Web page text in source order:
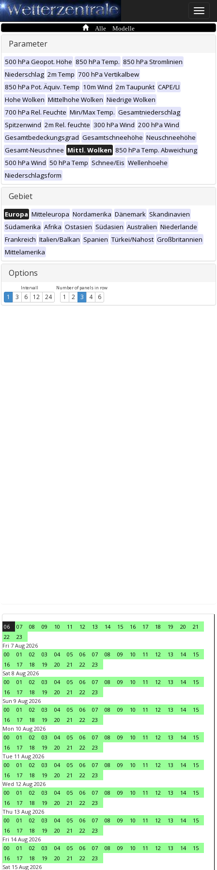
Toggle
Alle Modelle
Parameter
500 hPa Geopot. Höhe 850 hPa Temp. 850 hPa Stromlinien
Niederschlag 2m Temp 700 hPa Vertikalbew
850 hPa Pot. Äquiv. Temp 10m Wind 2m Taupunkt CAPE/LI
Hohe Wolken Mittelhohe Wolken Niedrige Wolken
700 hPa Rel. Feuchte Min/Max Temp. Gesamtniederschlag
Spitzenwind 2m Rel. feuchte 300 hPa Wind 200 hPa Wind
Gesamtbedeckungsgrad Gesamtschneehöhe Neuschneehöhe
Gesamt-Neuschnee Mittl. Wolken 850 hPa Temp. Abweichung
500 hPa Wind 50 hPa Temp Schnee/Eis Wellenhoehe
Niederschlagsform
Gebiet
Europa Mitteleuropa Nordamerika Dänemark Skandinavien
Südamerika Afrika Ostasien Südasien Australien Niederlande
Frankreich Italien/Balkan Spanien Türkei/Nahost Großbritannien
Mittelamerika
Options
Intervall
1 3 6 12 24
Number of panels in row
1 2 3 4 6
06 07 08 09 10 11 12 13 14 15 16 17 18 19 20
21
22
23
Fri 7 Aug 2026
00
01 02 03 04 05 06 07 08 09 10 11 12 13 14
15
16
17 18 19 20 21 22
23
Sat 8 Aug 2026
00
01 02 03 04 05 06 07 08 09 10 11 12 13 14
15
16
17 18 19 20 21 22
23
Sun 9 Aug 2026
00
01 02 03 04 05 06 07 08 09 10 11 12 13 14
15
16
17 18 19 20 21 22
23
Mon 10 Aug 2026
00
01 02 03 04 05 06 07 08 09 10 11 12 13 14
15
16
17 18 19 20 21 22
23
Tue 11 Aug 2026
00
01 02 03 04 05 06 07 08 09 10 11 12 13 14
15
16
17 18 19 20 21 22
23
Wed 12 Aug 2026
00
01 02 03 04 05 06 07 08 09 10 11 12 13 14
15
16
17 18 19 20 21 22
23
Thu 13 Aug 2026
00
01 02 03 04 05 06 07 08 09 10 11 12 13 14
15
16
17 18 19 20 21 22
23
Fri 14 Aug 2026
00
01 02 03 04 05 06 07 08 09 10 11 12 13 14
15
16
17 18 19 20 21 22
23
Sat 15 Aug 2026